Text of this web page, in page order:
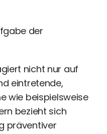
uns
der
nicht nur auf
eintretende,
wie beispielsweise
bezieht sich
präventiver